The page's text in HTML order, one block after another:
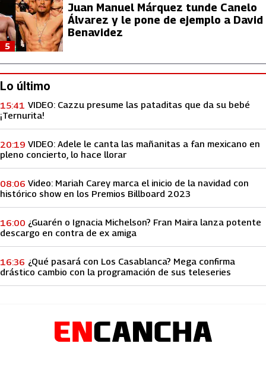
Juan Manuel Márquez tunde Canelo
Álvarez y le pone de ejemplo a David
Benavidez
5
Lo último
VIDEO: Cazzu presume las pataditas que da su bebé
¡Ternurita!
15:41
VIDEO: Adele le canta las mañanitas a fan mexicano en
pleno concierto, lo hace llorar
20:19
Video: Mariah Carey marca el inicio de la navidad con
histórico show en los Premios Billboard 2023
08:06
¿Guarén o Ignacia Michelson? Fran Maira lanza potente
descargo en contra de ex amiga
16:00
¿Qué pasará con Los Casablanca? Mega confirma
drástico cambio con la programación de sus teleseries
16:36